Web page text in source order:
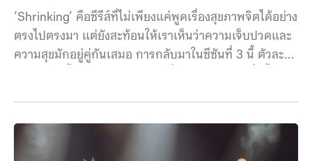
‘Shrinking’ คือซีรีส์ที่ไม่เพียงแค่พูดเรื่องสุขภาพจิตได้อย่าง
ตรงไปตรงมา แต่ยังสะท้อนให้เราเห็นว่าความเจ็บปวดและ
ความสุขมักอยู่คู่กันเสมอ การกลับมาในซีซันที่ 3 นี้ ตัวละคร
แสดงนำ ได้แก่ เจสัน ซีเกิล (Jason Segel), ลุค เทนนีย์
(Luke Tennie), ลุกิตา แม็กซ์เวลล์ (Lukita Maxwell) และ